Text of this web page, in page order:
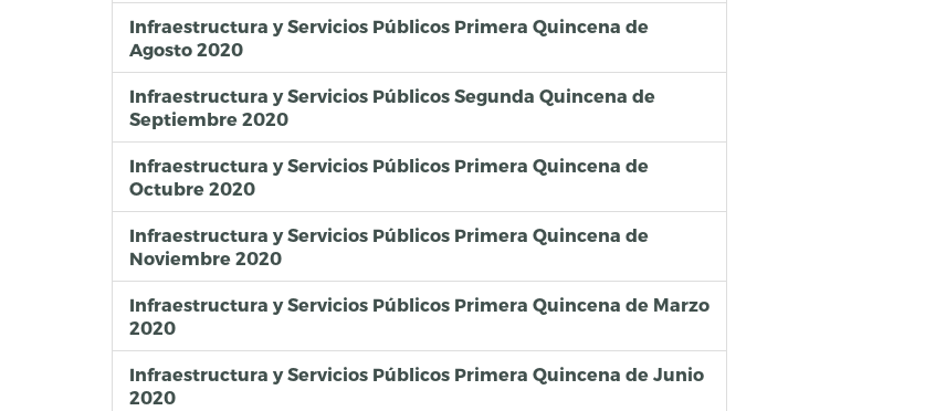
Infraestructura y Servicios Públicos Primera Quincena de
Agosto 2020
Infraestructura y Servicios Públicos Segunda Quincena de
Septiembre 2020
Infraestructura y Servicios Públicos Primera Quincena de
Octubre 2020
Infraestructura y Servicios Públicos Primera Quincena de
Noviembre 2020
Infraestructura y Servicios Públicos Primera Quincena de Marzo
2020
Infraestructura y Servicios Públicos Primera Quincena de Junio
2020